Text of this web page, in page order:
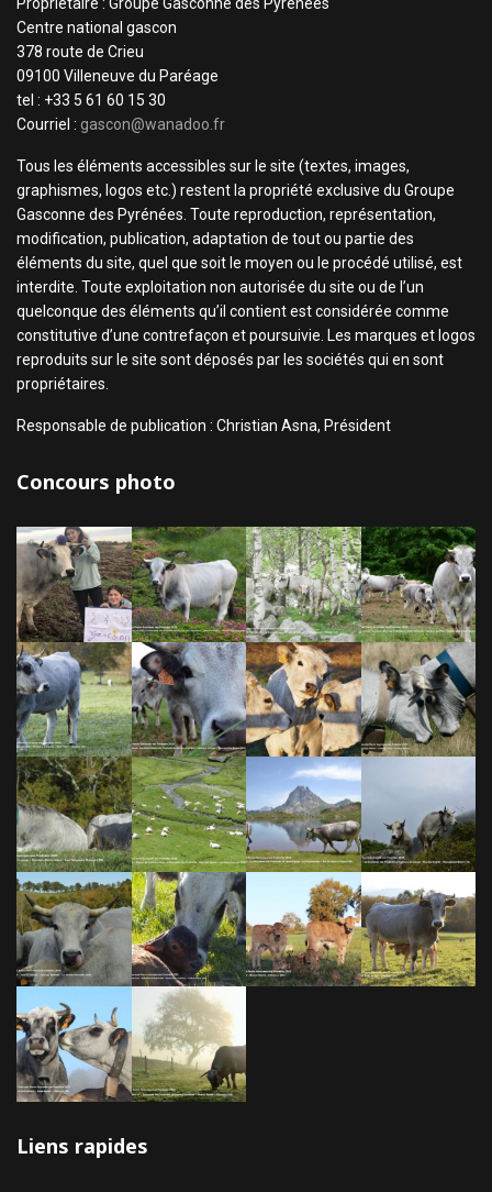
Centre national gascon
378 route de Crieu
09100 Villeneuve du Paréage
tel : +33 5 61 60 15 30
Courriel : gascon@wanadoo.fr
Tous les éléments accessibles sur le site (textes, images,
graphismes, logos etc.) restent la propriété exclusive du Groupe
Gasconne des Pyrénées. Toute reproduction, représentation,
modification, publication, adaptation de tout ou partie des
éléments du site, quel que soit le moyen ou le procédé utilisé, est
interdite. Toute exploitation non autorisée du site ou de l’un
quelconque des éléments qu’il contient est considérée comme
constitutive d’une contrefaçon et poursuivie. Les marques et logos
reproduits sur le site sont déposés par les sociétés qui en sont
propriétaires.
Responsable de publication : Christian Asna, Président
Concours photo
Liens rapides